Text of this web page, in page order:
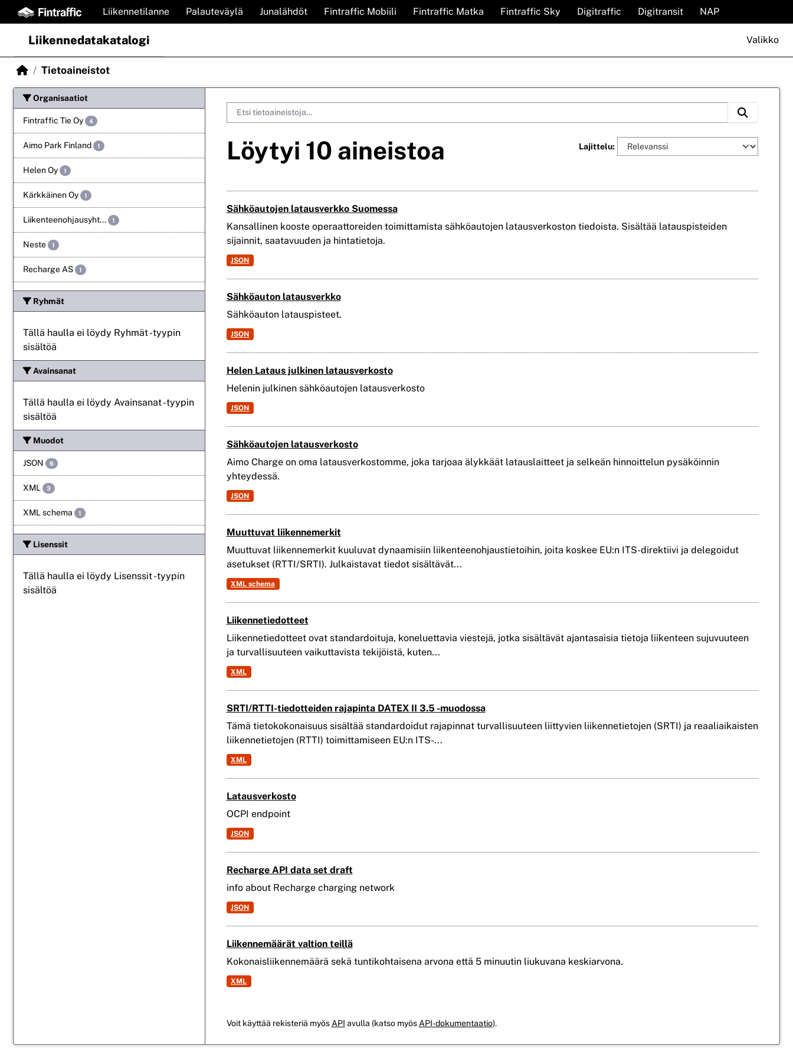
Skip to main content Liikennetilanne Palauteväylä Junalähdöt Fintraffic Mobiili Fintraffic Matka Fintraffic Sky Digitraffic Digitransit NAP
Liikennedatakatalogi Valikko
Tietoaineistot
Organisaatiot
Fintraffic Tie Oy 4
Aimo Park Finland 1
Helen Oy 1
Kärkkäinen Oy 1
Liikenteenohjausyht... 1
Neste 1
Recharge AS 1
Ryhmät
Tällä haulla ei löydy Ryhmät -tyypin
sisältöä
Avainsanat
Tällä haulla ei löydy Avainsanat -tyypin
sisältöä
Muodot
JSON 6
XML 3
XML schema 1
Lisenssit
Tällä haulla ei löydy Lisenssit -tyypin
sisältöä
Lajittelu
Löytyi 10 aineistoa
Sähköautojen latausverkko Suomessa
Kansallinen kooste operaattoreiden toimittamista sähköautojen latausverkoston tiedoista. Sisältää latauspisteiden
sijainnit, saatavuuden ja hintatietoja.
JSON
Sähköauton latausverkko
Sähköauton latauspisteet.
JSON
Helen Lataus julkinen latausverkosto
Helenin julkinen sähköautojen latausverkosto
JSON
Sähköautojen latausverkosto
Aimo Charge on oma latausverkostomme, joka tarjoaa älykkäät latauslaitteet ja selkeän hinnoittelun pysäköinnin
yhteydessä.
JSON
Muuttuvat liikennemerkit
Muuttuvat liikennemerkit kuuluvat dynaamisiin liikenteenohjaustietoihin, joita koskee EU:n ITS-direktiivi ja delegoidut
asetukset (RTTI/SRTI). Julkaistavat tiedot sisältävät...
XML schema
Liikennetiedotteet
Liikennetiedotteet ovat standardoituja, koneluettavia viestejä, jotka sisältävät ajantasaisia tietoja liikenteen sujuvuuteen
ja turvallisuuteen vaikuttavista tekijöistä, kuten...
XML
SRTI/RTTI-tiedotteiden rajapinta DATEX II 3.5 -muodossa
Tämä tietokokonaisuus sisältää standardoidut rajapinnat turvallisuuteen liittyvien liikennetietojen (SRTI) ja reaaliaikaisten
liikennetietojen (RTTI) toimittamiseen EU:n ITS-...
XML
Latausverkosto
OCPI endpoint
JSON
Recharge API data set draft
info about Recharge charging network
JSON
Liikennemäärät valtion teillä
Kokonaisliikennemäärä sekä tuntikohtaisena arvona että 5 minuutin liukuvana keskiarvona.
XML
Voit käyttää rekisteriä myös API avulla (katso myös API-dokumentaatio).